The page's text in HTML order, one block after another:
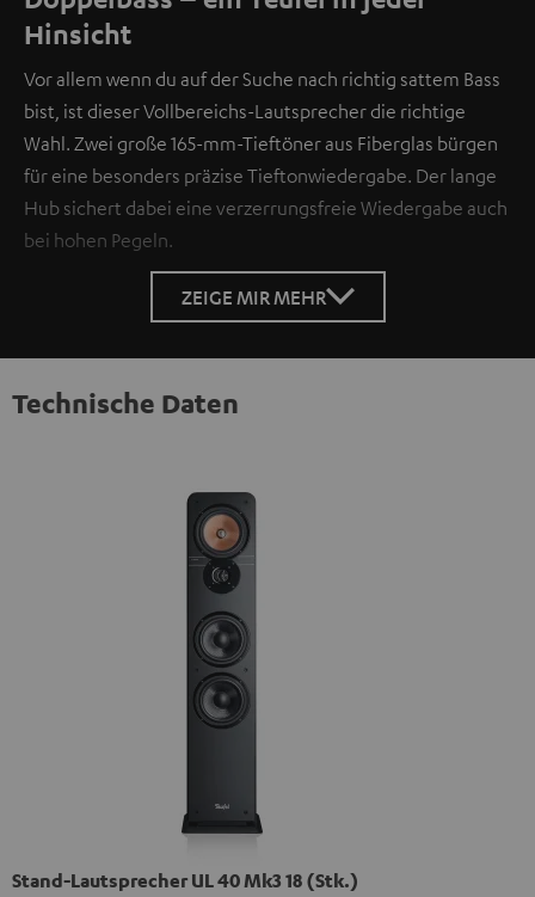
Hinsicht
Vor allem wenn du auf der Suche nach richtig sattem Bass
bist, ist dieser Vollbereichs-Lautsprecher die richtige
Wahl. Zwei große 165-mm-Tieftöner aus Fiberglas bürgen
für eine besonders präzise Tieftonwiedergabe. Der lange
Hub sichert dabei eine verzerrungsfreie Wiedergabe auch
bei hohen Pegeln.
ZEIGE MIR MEHR
Technische Daten
Stand-Lautsprecher UL 40 Mk3 18 (Stk.)